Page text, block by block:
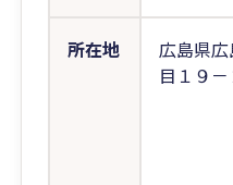
所在地
広島県
目１９－